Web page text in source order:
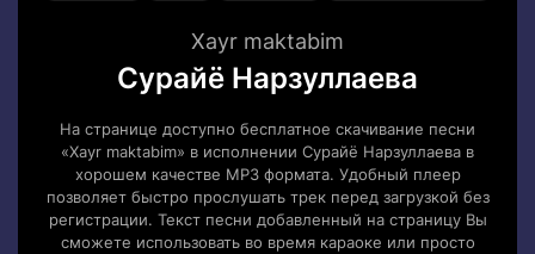
Xayr maktabim
Сурайё Нарзуллаева
На странице доступно бесплатное скачивание песни
«Xayr maktabim» в исполнении Сурайё Нарзуллаева в
хорошем качестве MP3 формата. Удобный плеер
позволяет быстро прослушать трек перед загрузкой без
регистрации. Текст песни добавленный на страницу Вы
сможете использовать во время караоке или просто